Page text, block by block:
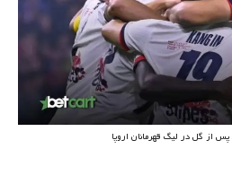
از گل در لیگ قهرمانان اروپا